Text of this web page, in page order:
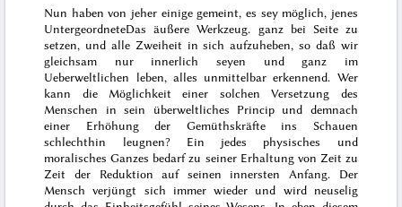
Nun haben von jeher einige gemeint, es sey möglich, jenes
UntergeordneteDas äußere Werkzeug. ganz bei Seite zu
setzen, und alle Zweiheit in sich aufzuheben, so daß wir
gleichsam nur innerlich seyen und ganz im
Ueberweltlichen leben, alles unmittelbar erkennend. Wer
kann die Möglichkeit einer solchen Versetzung des
Menschen in sein überweltliches Princip und demnach
einer Erhöhung der Gemüthskräfte ins Schauen
schlechthin leugnen? Ein jedes physisches und
moralisches Ganzes bedarf zu seiner Erhaltung von Zeit zu
Zeit der Reduktion auf seinen innersten Anfang. Der
Mensch verjüngt sich immer wieder und wird neuselig